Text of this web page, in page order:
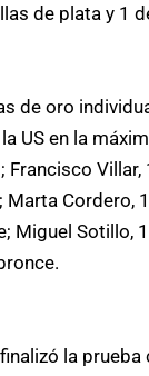
de plata y 1
de oro
US en la
Villar,
Marta Cordero,
Miguel Sotillo,
la